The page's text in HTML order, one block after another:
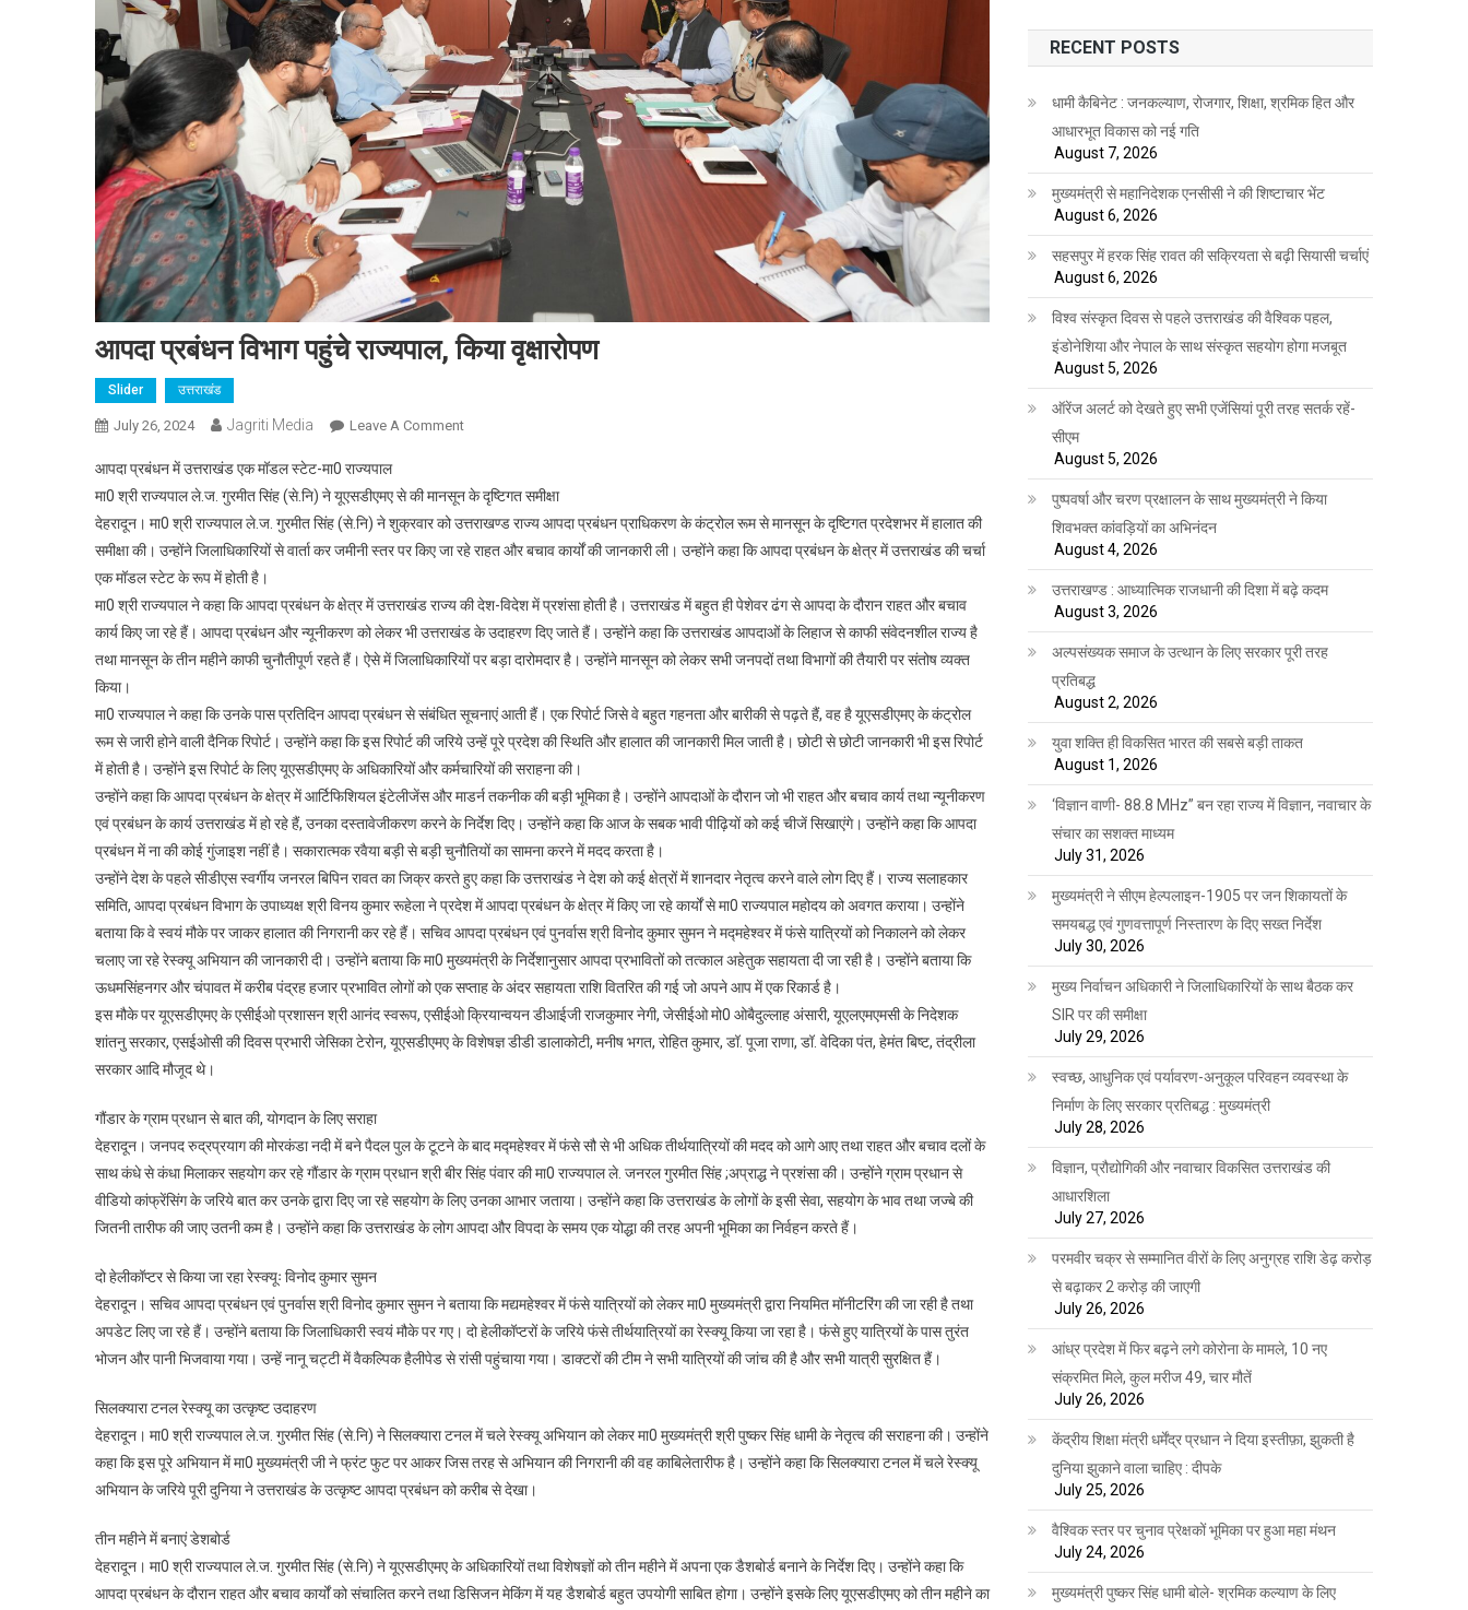
आपदा प्रबंधन विभाग पहुंचे राज्यपाल, किया वृक्षारोपण
Slider उत्तराखंड
July 26, 2024 Jagriti Media Leave A CommentOn
विभाग
पहुंचे
राज्यपाल,
वृक्षारोपण
आपदा प्रबंधन में उत्तराखंड एक मॉडल स्टेट-मा0 राज्यपाल
मा0 श्री राज्यपाल ले.ज. गुरमीत सिंह (से.नि) ने यूएसडीएमए से की मानसून के दृष्टिगत समीक्षा
देहरादून। मा0 श्री राज्यपाल ले.ज. गुरमीत सिंह (से.नि) ने शुक्रवार को उत्तराखण्ड राज्य आपदा प्रबंधन प्राधिकरण के कंट्रोल रूम से मानसून के दृष्टिगत प्रदेशभर में हालात की
समीक्षा की। उन्होंने जिलाधिकारियों से वार्ता कर जमीनी स्तर पर किए जा रहे राहत और बचाव कार्यों की जानकारी ली। उन्होंने कहा कि आपदा प्रबंधन के क्षेत्र में उत्तराखंड की चर्चा
एक मॉडल स्टेट के रूप में होती है।
मा0 श्री राज्यपाल ने कहा कि आपदा प्रबंधन के क्षेत्र में उत्तराखंड राज्य की देश-विदेश में प्रशंसा होती है। उत्तराखंड में बहुत ही पेशेवर ढंग से आपदा के दौरान राहत और बचाव
कार्य किए जा रहे हैं। आपदा प्रबंधन और न्यूनीकरण को लेकर भी उत्तराखंड के उदाहरण दिए जाते हैं। उन्होंने कहा कि उत्तराखंड आपदाओं के लिहाज से काफी संवेदनशील राज्य है
तथा मानसून के तीन महीने काफी चुनौतीपूर्ण रहते हैं। ऐसे में जिलाधिकारियों पर बड़ा दारोमदार है। उन्होंने मानसून को लेकर सभी जनपदों तथा विभागों की तैयारी पर संतोष व्यक्त
किया।
मा0 राज्यपाल ने कहा कि उनके पास प्रतिदिन आपदा प्रबंधन से संबंधित सूचनाएं आती हैं। एक रिपोर्ट जिसे वे बहुत गहनता और बारीकी से पढ़ते हैं, वह है यूएसडीएमए के कंट्रोल
रूम से जारी होने वाली दैनिक रिपोर्ट। उन्होंने कहा कि इस रिपोर्ट की जरिये उन्हें पूरे प्रदेश की स्थिति और हालात की जानकारी मिल जाती है। छोटी से छोटी जानकारी भी इस रिपोर्ट
में होती है। उन्होंने इस रिपोर्ट के लिए यूएसडीएमए के अधिकारियों और कर्मचारियों की सराहना की।
उन्होंने कहा कि आपदा प्रबंधन के क्षेत्र में आर्टिफिशियल इंटेलीजेंस और माडर्न तकनीक की बड़ी भूमिका है। उन्होंने आपदाओं के दौरान जो भी राहत और बचाव कार्य तथा न्यूनीकरण
एवं प्रबंधन के कार्य उत्तराखंड में हो रहे हैं, उनका दस्तावेजीकरण करने के निर्देश दिए। उन्होंने कहा कि आज के सबक भावी पीढ़ियों को कई चीजें सिखाएंगे। उन्होंने कहा कि आपदा
प्रबंधन में ना की कोई गुंजाइश नहीं है। सकारात्मक रवैया बड़ी से बड़ी चुनौतियों का सामना करने में मदद करता है।
उन्होंने देश के पहले सीडीएस स्वर्गीय जनरल बिपिन रावत का जिक्र करते हुए कहा कि उत्तराखंड ने देश को कई क्षेत्रों में शानदार नेतृत्व करने वाले लोग दिए हैं। राज्य सलाहकार
समिति, आपदा प्रबंधन विभाग के उपाध्यक्ष श्री विनय कुमार रूहेला ने प्रदेश में आपदा प्रबंधन के क्षेत्र में किए जा रहे कार्यों से मा0 राज्यपाल महोदय को अवगत कराया। उन्होंने
बताया कि वे स्वयं मौके पर जाकर हालात की निगरानी कर रहे हैं। सचिव आपदा प्रबंधन एवं पुनर्वास श्री विनोद कुमार सुमन ने मद्महेश्वर में फंसे यात्रियों को निकालने को लेकर
चलाए जा रहे रेस्क्यू अभियान की जानकारी दी। उन्होंने बताया कि मा0 मुख्यमंत्री के निर्देशानुसार आपदा प्रभावितों को तत्काल अहेतुक सहायता दी जा रही है। उन्होंने बताया कि
ऊधमसिंहनगर और चंपावत में करीब पंद्रह हजार प्रभावित लोगों को एक सप्ताह के अंदर सहायता राशि वितरित की गई जो अपने आप में एक रिकार्ड है।
इस मौके पर यूएसडीएमए के एसीईओ प्रशासन श्री आनंद स्वरूप, एसीईओ क्रियान्वयन डीआईजी राजकुमार नेगी, जेसीईओ मो0 ओबैदुल्लाह अंसारी, यूएलएमएमसी के निदेशक
शांतनु सरकार, एसईओसी की दिवस प्रभारी जेसिका टेरोन, यूएसडीएमए के विशेषज्ञ डीडी डालाकोटी, मनीष भगत, रोहित कुमार, डॉ. पूजा राणा, डॉ. वेदिका पंत, हेमंत बिष्ट, तंद्रीला
सरकार आदि मौजूद थे।
गौंडार के ग्राम प्रधान से बात की, योगदान के लिए सराहा
देहरादून। जनपद रुद्रप्रयाग की मोरकंडा नदी में बने पैदल पुल के टूटने के बाद मद्महेश्वर में फंसे सौ से भी अधिक तीर्थयात्रियों की मदद को आगे आए तथा राहत और बचाव दलों के
साथ कंधे से कंधा मिलाकर सहयोग कर रहे गौंडार के ग्राम प्रधान श्री बीर सिंह पंवार की मा0 राज्यपाल ले. जनरल गुरमीत सिंह ;अप्राद्ध ने प्रशंसा की। उन्होंने ग्राम प्रधान से
वीडियो कांफ्रेंसिंग के जरिये बात कर उनके द्वारा दिए जा रहे सहयोग के लिए उनका आभार जताया। उन्होंने कहा कि उत्तराखंड के लोगों के इसी सेवा, सहयोग के भाव तथा जज्बे की
जितनी तारीफ की जाए उतनी कम है। उन्होंने कहा कि उत्तराखंड के लोग आपदा और विपदा के समय एक योद्धा की तरह अपनी भूमिका का निर्वहन करते हैं।
दो हेलीकॉप्टर से किया जा रहा रेस्क्यूः विनोद कुमार सुमन
देहरादून। सचिव आपदा प्रबंधन एवं पुनर्वास श्री विनोद कुमार सुमन ने बताया कि मद्यमहेश्वर में फंसे यात्रियों को लेकर मा0 मुख्यमंत्री द्वारा नियमित मॉनीटरिंग की जा रही है तथा
अपडेट लिए जा रहे हैं। उन्होंने बताया कि जिलाधिकारी स्वयं मौके पर गए। दो हेलीकॉप्टरों के जरिये फंसे तीर्थयात्रियों का रेस्क्यू किया जा रहा है। फंसे हुए यात्रियों के पास तुरंत
भोजन और पानी भिजवाया गया। उन्हें नानू चट्टी में वैकल्पिक हैलीपेड से रांसी पहुंचाया गया। डाक्टरों की टीम ने सभी यात्रियों की जांच की है और सभी यात्री सुरक्षित हैं।
सिलक्यारा टनल रेस्क्यू का उत्कृष्ट उदाहरण
देहरादून। मा0 श्री राज्यपाल ले.ज. गुरमीत सिंह (से.नि) ने सिलक्यारा टनल में चले रेस्क्यू अभियान को लेकर मा0 मुख्यमंत्री श्री पुष्कर सिंह धामी के नेतृत्व की सराहना की। उन्होंने
कहा कि इस पूरे अभियान में मा0 मुख्यमंत्री जी ने फ्रंट फुट पर आकर जिस तरह से अभियान की निगरानी की वह काबिलेतारीफ है। उन्होंने कहा कि सिलक्यारा टनल में चले रेस्क्यू
अभियान के जरिये पूरी दुनिया ने उत्तराखंड के उत्कृष्ट आपदा प्रबंधन को करीब से देखा।
तीन महीने में बनाएं डेशबोर्ड
देहरादून। मा0 श्री राज्यपाल ले.ज. गुरमीत सिंह (से.नि) ने यूएसडीएमए के अधिकारियों तथा विशेषज्ञों को तीन महीने में अपना एक डैशबोर्ड बनाने के निर्देश दिए। उन्होंने कहा कि
आपदा प्रबंधन के दौरान राहत और बचाव कार्यों को संचालित करने तथा डिसिजन मेकिंग में यह डैशबोर्ड बहुत उपयोगी साबित होगा। उन्होंने इसके लिए यूएसडीएमए को तीन महीने का
RECENT POSTS
धामी कैबिनेट : जनकल्याण, रोजगार, शिक्षा, श्रमिक हित और
आधारभूत विकास को नई गति
August 7, 2026
मुख्यमंत्री से महानिदेशक एनसीसी ने की शिष्टाचार भेंट
August 6, 2026
सहसपुर में हरक सिंह रावत की सक्रियता से बढ़ी सियासी चर्चाएं
August 6, 2026
विश्व संस्कृत दिवस से पहले उत्तराखंड की वैश्विक पहल,
इंडोनेशिया और नेपाल के साथ संस्कृत सहयोग होगा मजबूत
August 5, 2026
ऑरेंज अलर्ट को देखते हुए सभी एजेंसियां पूरी तरह सतर्क रहें-
सीएम
August 5, 2026
पुष्पवर्षा और चरण प्रक्षालन के साथ मुख्यमंत्री ने किया
शिवभक्त कांवड़ियों का अभिनंदन
August 4, 2026
उत्तराखण्ड : आध्यात्मिक राजधानी की दिशा में बढ़े कदम
August 3, 2026
अल्पसंख्यक समाज के उत्थान के लिए सरकार पूरी तरह
प्रतिबद्ध
August 2, 2026
युवा शक्ति ही विकसित भारत की सबसे बड़ी ताकत
August 1, 2026
‘विज्ञान वाणी- 88.8 MHz” बन रहा राज्य में विज्ञान, नवाचार के
संचार का सशक्त माध्यम
July 31, 2026
मुख्यमंत्री ने सीएम हेल्पलाइन-1905 पर जन शिकायतों के
समयबद्ध एवं गुणवत्तापूर्ण निस्तारण के दिए सख्त निर्देश
July 30, 2026
मुख्य निर्वाचन अधिकारी ने जिलाधिकारियों के साथ बैठक कर
SIR पर की समीक्षा
July 29, 2026
स्वच्छ, आधुनिक एवं पर्यावरण-अनुकूल परिवहन व्यवस्था के
निर्माण के लिए सरकार प्रतिबद्ध : मुख्यमंत्री
July 28, 2026
विज्ञान, प्रौद्योगिकी और नवाचार विकसित उत्तराखंड की
आधारशिला
July 27, 2026
परमवीर चक्र से सम्मानित वीरों के लिए अनुग्रह राशि डेढ़ करोड़
से बढ़ाकर 2 करोड़ की जाएगी
July 26, 2026
आंध्र प्रदेश में फिर बढ़ने लगे कोरोना के मामले, 10 नए
संक्रमित मिले, कुल मरीज 49, चार मौतें
July 26, 2026
केंद्रीय शिक्षा मंत्री धर्मेंद्र प्रधान ने दिया इस्तीफ़ा, झुकती है
दुनिया झुकाने वाला चाहिए : दीपके
July 25, 2026
वैश्विक स्तर पर चुनाव प्रेक्षकों भूमिका पर हुआ महा मंथन
July 24, 2026
मुख्यमंत्री पुष्कर सिंह धामी बोले- श्रमिक कल्याण के लिए